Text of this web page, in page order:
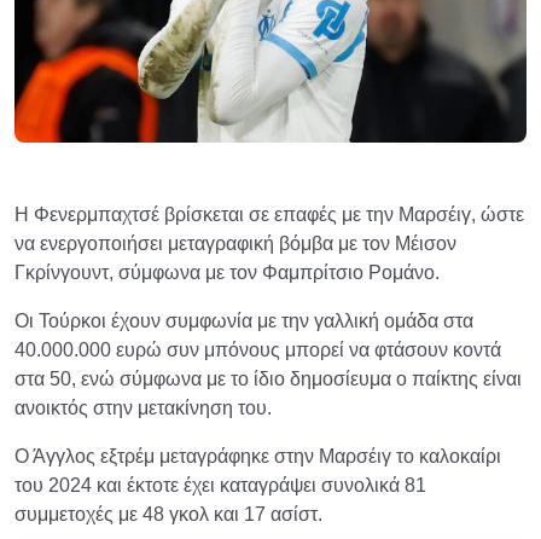
Η Φενερμπαχτσέ βρίσκεται σε επαφές με την Μαρσέιγ, ώστε
να ενεργοποιήσει μεταγραφική βόμβα με τον Μέισον
Γκρίνγουντ, σύμφωνα με τον Φαμπρίτσιο Ρομάνο.
Οι Τούρκοι έχουν συμφωνία με την γαλλική ομάδα στα
40.000.000 ευρώ συν μπόνους μπορεί να φτάσουν κοντά
στα 50, ενώ σύμφωνα με το ίδιο δημοσίευμα ο παίκτης είναι
ανοικτός στην μετακίνηση του.
Ο Άγγλος εξτρέμ μεταγράφηκε στην Μαρσέιγ το καλοκαίρι
του 2024 και έκτοτε έχει καταγράψει συνολικά 81
συμμετοχές με 48 γκολ και 17 ασίστ.